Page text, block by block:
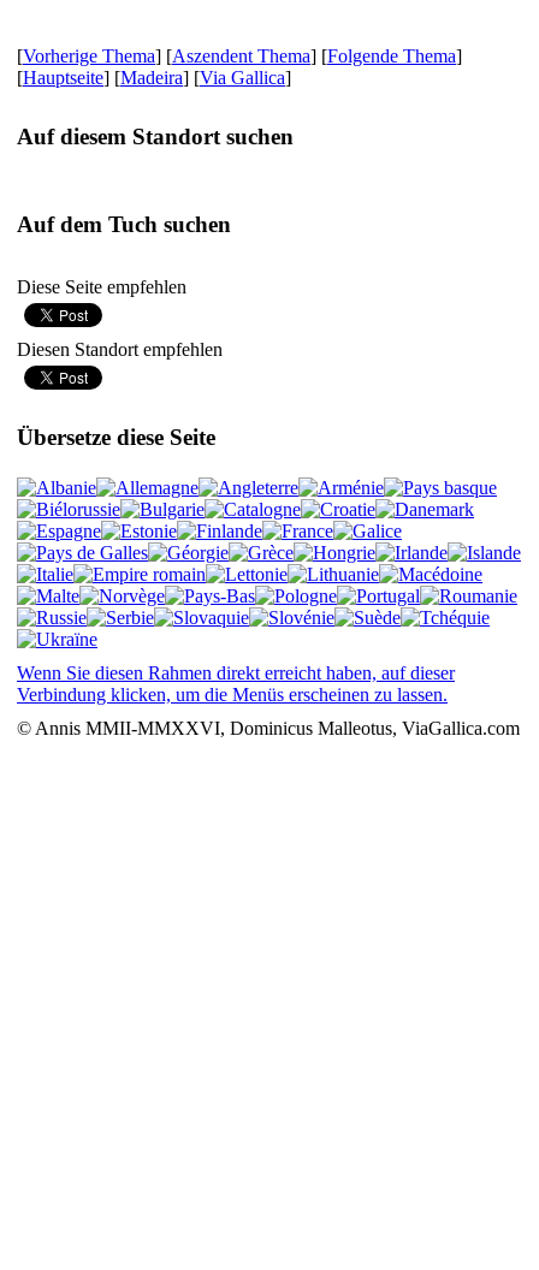
[Vorherige Thema] [Aszendent Thema] [Folgende Thema]
[Hauptseite] [Madeira] [Via Gallica]
Auf diesem Standort suchen
Auf dem Tuch suchen
Diese Seite empfehlen
Diesen Standort empfehlen
Übersetze diese Seite
Wenn Sie diesen Rahmen direkt erreicht haben, auf dieser
Verbindung klicken, um die Menüs erscheinen zu lassen.
© Annis MMII-MMXXVI, Dominicus Malleotus, ViaGallica.com